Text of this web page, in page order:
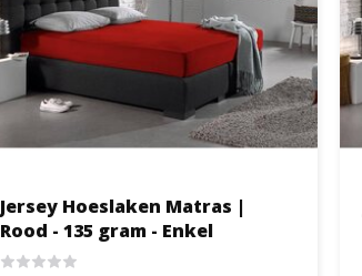
Jersey Hoeslaken Matras |
Rood - 135 gram - Enkel